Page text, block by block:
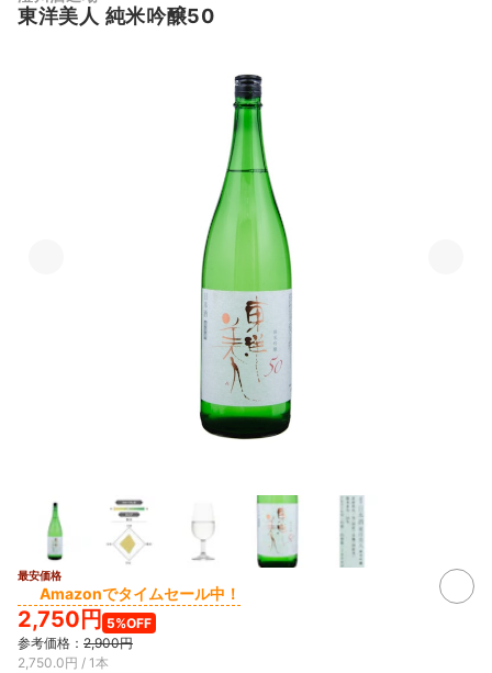
東洋美人 純米吟醸50
最安価格
Amazonでタイムセール中！
2,750円 5%OFF
参考価格： 2,900円
2,750.0円 / 1本